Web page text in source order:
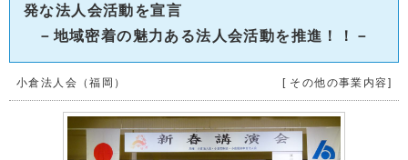
発な法人会活動を宣言
－地域密着の魅力ある法人会活動を推進！！－
小倉法人会（福岡） [ その他の事業内容]